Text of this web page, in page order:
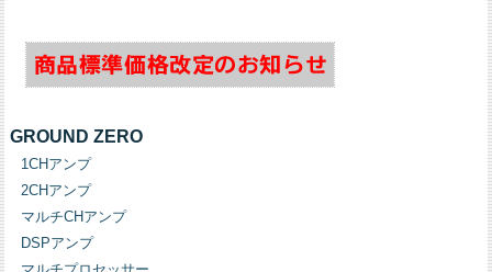
GROUND ZERO
1CHアンプ
2CHアンプ
マルチCHアンプ
DSPアンプ